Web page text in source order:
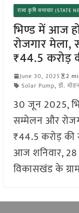
राज्य कृषि समाचार (STATE
भिण्ड में आज
रोजगार मेला,
₹44.5 करोड़
June 30, 2025
2
Solar Pump, डॉ.
30 जून 2025,
सम्मेलन और
₹44.5 करोड़ की
आज शनिवार,
विकासखंड के